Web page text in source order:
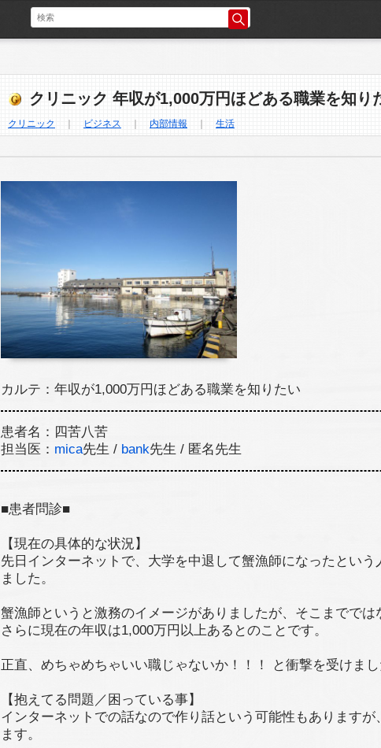
クリニック 年収が1,000万円ほどある職業を知り
クリニック ビジネス 内部情報 生活
カルテ：年収が1,000万円ほどある職業を知りたい
患者名：四苦八苦
担当医： mica先生 / bank先生 / 匿名先生
■患者問診■
【現在の具体的な状況】
先日インターネットで、大学を中退して蟹漁師になったという
ました。
蟹漁師というと激務のイメージがありましたが、そこまででは
さらに現在の年収は1,000万円以上あるとのことです。
正直、めちゃめちゃいい職じゃないか！！！ と衝撃を受けまし
【抱えてる問題／困っている事】
インターネットでの話なので作り話という可能性もありますが
ます。